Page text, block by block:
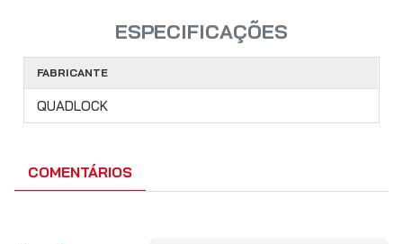
ESPECIFICAÇÕES
FABRICANTE
QUADLOCK
COMENTÁRIOS